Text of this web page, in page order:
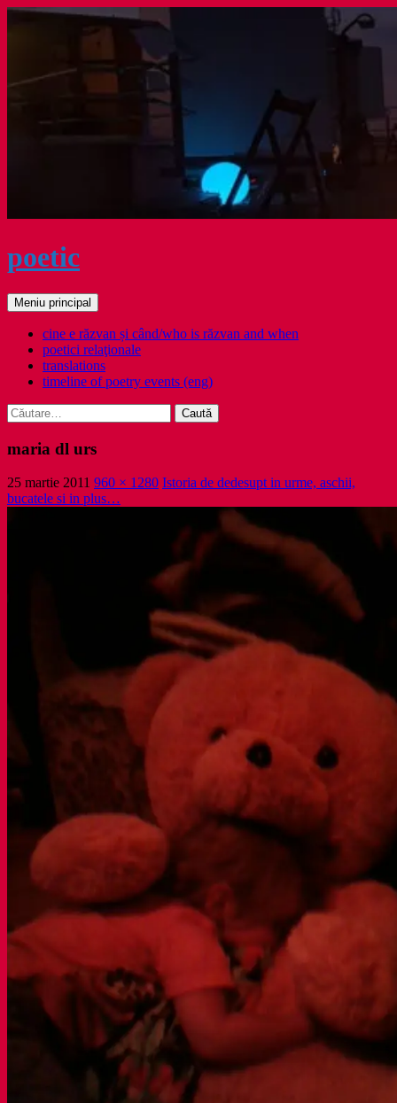
Sari
poetic
Caută
Meniu principal
cine e răzvan și când/who is răzvan and when
poetici relaţionale
translations
timeline of poetry events (eng)
Caută
după:
maria dl urs
25 martie 2011 960 × 1280 Istoria de dedesupt in urme, aschii,
bucatele si in plus…